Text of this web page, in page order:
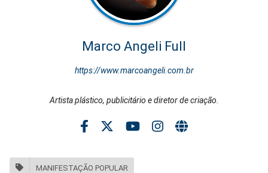
Marco Angeli Full
https://www.marcoangeli.com.br
Artista plástico, publicitário e diretor de criação.
MANIFESTAÇÃO POPULAR